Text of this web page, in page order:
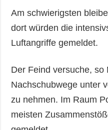
Am schwierigsten
dort würden die
Luftangriffe gemeldet.
Der Feind versuche,
Nachschubwege unter
zu nehmen. Im Raum
meisten